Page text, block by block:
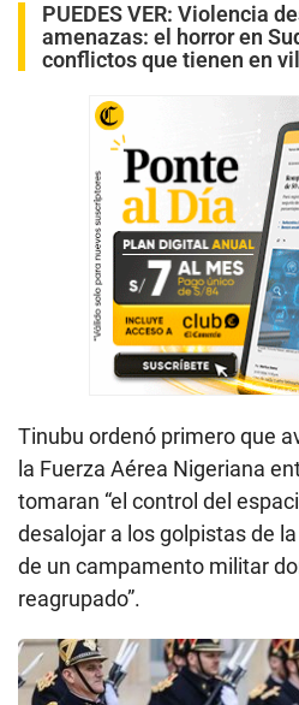
PUEDES VER: Violencia
amenazas: el horror en
conflictos que tienen en
Tinubu ordenó primero que
la Fuerza Aérea Nigeriana
tomaran “el control del
desalojar a los golpistas de
de un campamento militar
reagrupado”.